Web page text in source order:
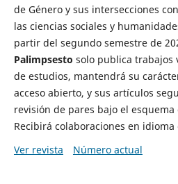
de Género y sus intersecciones
las ciencias sociales y
partir del segundo semestre de
Palimpsesto solo publica trabajos
de estudios, mantendrá su
acceso abierto, y sus artículos
revisión de pares bajo el esquema
Recibirá colaboraciones en
Ver revista
Número actual